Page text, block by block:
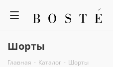
Шорты
Главная - Каталог - Шорты